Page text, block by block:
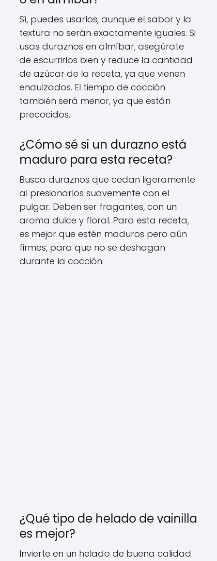
Sí, puedes usarlos, aunque el sabor y la
textura no serán exactamente iguales. Si
usas duraznos en almíbar, asegúrate
de escurrirlos bien y reduce la cantidad
de azúcar de la receta, ya que vienen
endulzados. El tiempo de cocción
también será menor, ya que están
precocidos.
¿Cómo sé si un durazno está
maduro para esta receta?
Busca duraznos que cedan ligeramente
al presionarlos suavemente con el
pulgar. Deben ser fragantes, con un
aroma dulce y floral. Para esta receta,
es mejor que estén maduros pero aún
firmes, para que no se deshagan
durante la cocción.
¿Qué tipo de helado de vainilla
es mejor?
Invierte en un helado de buena calidad.